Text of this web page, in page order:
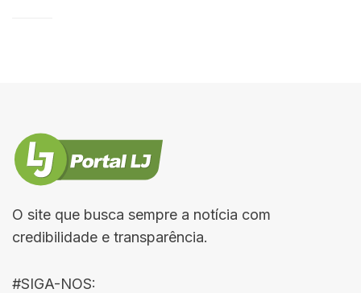
O site que busca sempre a notícia com
credibilidade e transparência.
#SIGA-NOS: